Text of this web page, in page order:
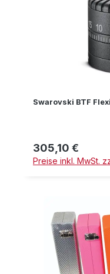
Swarovski BTF
Regulärer Preis:
305,10 €
Preise inkl. MwSt.